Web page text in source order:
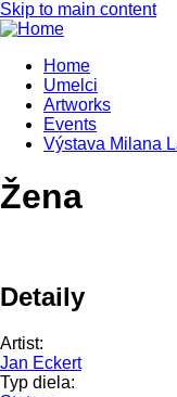
Skip to main content
Home
Umelci
Artworks
Events
Výstava Milana
Žena
Detaily
Artist:
Jan Eckert
Typ diela: